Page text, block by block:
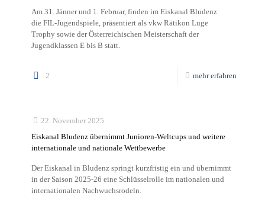
Am 31. Jänner und 1. Februar, finden im Eiskanal Bludenz
die FIL-Jugendspiele, präsentiert als vkw Rätikon Luge
Trophy sowie der Österreichischen Meisterschaft der
Jugendklassen E bis B statt.
2 mehr erfahren
22. November 2025
Eiskanal Bludenz übernimmt Junioren-Weltcups und weitere
internationale und nationale Wettbewerbe
Der Eiskanal in Bludenz springt kurzfristig ein und übernimmt
in der Saison 2025-26 eine Schlüsselrolle im nationalen und
internationalen Nachwuchsrodeln.